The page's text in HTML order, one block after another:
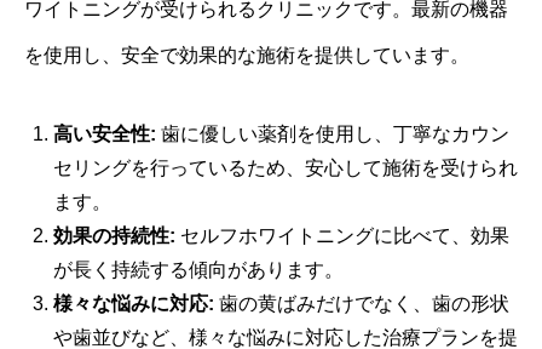
ワイトニングが受けられるクリニックです。最新の機器
を使用し、安全で効果的な施術を提供しています。
高い安全性: 歯に優しい薬剤を使用し、丁寧なカウン
セリングを行っているため、安心して施術を受けられ
ます。
効果の持続性: セルフホワイトニングに比べて、効果
が長く持続する傾向があります。
様々な悩みに対応: 歯の黄ばみだけでなく、歯の形状
や歯並びなど、様々な悩みに対応した治療プランを提